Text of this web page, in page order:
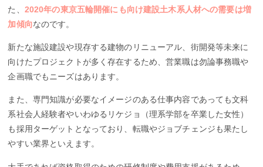
た、 2020年の東京五輪開催にも向け建設土木系人材への需要は増
加傾向なのです。
新たな施設建設や現存する建物のリニューアル、街開発等未来に
向けたプロジェクトが多く存在するため、営業職は勿論事務職や
企画職でもニーズはあります。
また、専門知識が必要なイメージのある仕事内容であっても文科
系社会人経験者やいわゆるリケジョ（理系学部を卒業した女性）
も採用ターゲットとなっており、転職やジョブチェンジも果たし
やすい業界といえます。